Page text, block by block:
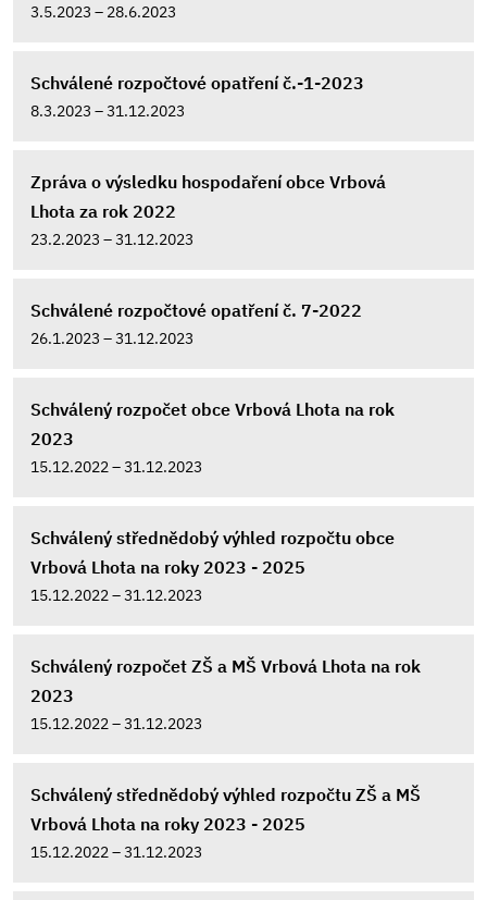
3.5.2023 – 28.6.2023
Schválené rozpočtové opatření č.-1-2023
8.3.2023 – 31.12.2023
Zpráva o výsledku hospodaření obce Vrbová
Lhota za rok 2022
23.2.2023 – 31.12.2023
Schválené rozpočtové opatření č. 7-2022
26.1.2023 – 31.12.2023
Schválený rozpočet obce Vrbová Lhota na rok
2023
15.12.2022 – 31.12.2023
Schválený střednědobý výhled rozpočtu obce
Vrbová Lhota na roky 2023 - 2025
15.12.2022 – 31.12.2023
Schválený rozpočet ZŠ a MŠ Vrbová Lhota na rok
2023
15.12.2022 – 31.12.2023
Schválený střednědobý výhled rozpočtu ZŠ a MŠ
Vrbová Lhota na roky 2023 - 2025
15.12.2022 – 31.12.2023